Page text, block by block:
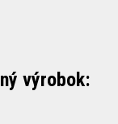
výrobok: